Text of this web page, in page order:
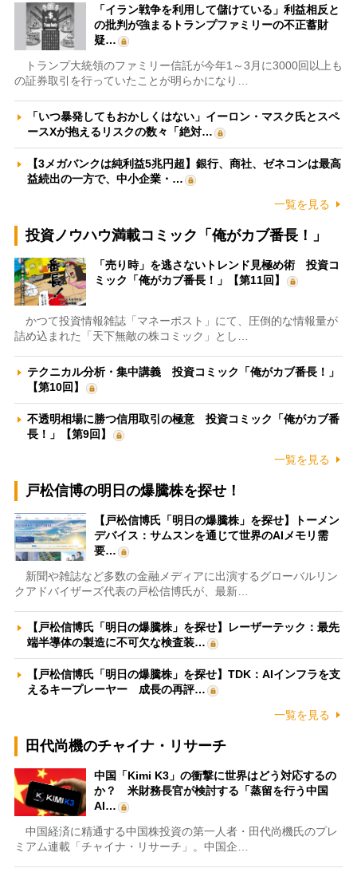
「イラン戦争を利用して儲けている」利益相反と
の批判が強まるトランプファミリーの不正蓄財
疑…
トランプ大統領のファミリー信託が今年1～3月に3000回以上も
の証券取引を行っていたことが明らかになり…
「いつ暴発してもおかしくはない」イーロン・マスク氏とスペ
ースXが抱えるリスクの数々「絶対…
【3メガバンクは純利益5兆円超】銀行、商社、ゼネコンは最高
益続出の一方で、中小企業・…
一覧を見る
投資ノウハウ満載コミック「俺がカブ番長！」
「売り時」を逃さないトレンド見極め術 投資コ
ミック「俺がカブ番長！」【第11回】
かつて投資情報雑誌「マネーポスト」にて、圧倒的な情報量が
詰め込まれた「天下無敵の株コミック」とし…
テクニカル分析・集中講義 投資コミック「俺がカブ番長！」
【第10回】
不透明相場に勝つ信用取引の極意 投資コミック「俺がカブ番
長！」【第9回】
一覧を見る
戸松信博の明日の爆騰株を探せ！
【戸松信博氏「明日の爆騰株」を探せ】トーメン
デバイス：サムスンを通じて世界のAIメモリ需
要…
新聞や雑誌など多数の金融メディアに出演するグローバルリン
クアドバイザーズ代表の戸松信博氏が、最新…
【戸松信博氏「明日の爆騰株」を探せ】レーザーテック：最先
端半導体の製造に不可欠な検査装…
【戸松信博氏「明日の爆騰株」を探せ】TDK：AIインフラを支
えるキープレーヤー 成長の再評…
一覧を見る
田代尚機のチャイナ・リサーチ
中国「Kimi K3」の衝撃に世界はどう対応するの
か？ 米財務長官が検討する「蒸留を行う中国
AI…
中国経済に精通する中国株投資の第一人者・田代尚機氏のプレ
ミアム連載「チャイナ・リサーチ」。中国企…